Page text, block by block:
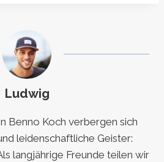
Ludwig
Benno Koch verbergen sich
leidenschaftliche Geister:
langjährige Freunde teilen wir